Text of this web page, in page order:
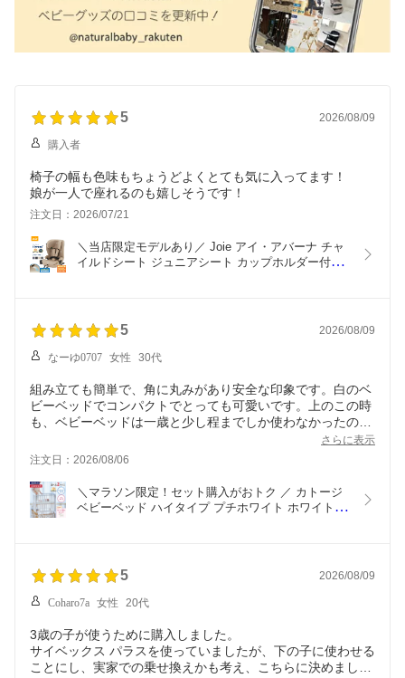
5 2026/08/09
購入者
椅子の幅も色味もちょうどよくとても気に入ってます！
娘が一人で座れるのも嬉しそうです！
注文日：2026/07/21
＼当店限定モデルあり／ Joie アイ・アバーナ チャ
イルドシート ジュニアシート カップホルダー付き
5 2026/08/09
なーゆ0707 女性 30代
組み立ても簡単で、角に丸みがあり安全な印象です。白のベ
ビーベッドでコンパクトでとっても可愛いです。上のこの時
も、ベビーベッドは一歳と少し程までしか使わなかったの
で、コンパクトサイズで十分です。ベビーワゴンタイプも検
討しましたが、やはりつかまり立ちしてからも、高さ調節で
さらに表示
注文日：2026/08/06
＼マラソン限定！セット購入がおトク ／ カトージ
ベビーベッド ハイタイプ プチホワイト ホワイト
5 2026/08/09
Coharo7a 女性 20代
3歳の子が使うために購入しました。
サイベックス パラスを使っていましたが、下の子に使わせる
ことにし、実家での乗せ換えかも考え、こちらに決めまし